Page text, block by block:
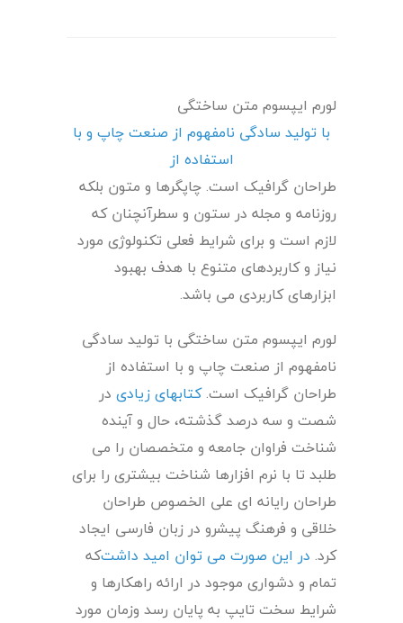
لورم ایپسوم متن ساختگی
با تولید سادگی نامفهوم از صنعت چاپ و با
استفاده از
طراحان گرافیک است. چاپگرها و متون بلکه
روزنامه و مجله در ستون و سطرآنچنان که
لازم است و برای شرایط فعلی تکنولوژی مورد
نیاز و کاربردهای متنوع با هدف بهبود
ابزارهای کاربردی می باشد.
لورم ایپسوم متن ساختگی با تولید سادگی
نامفهوم از صنعت چاپ و با استفاده از
طراحان گرافیک است.کتابهای زیادی در
شصت و سه درصد گذشته، حال و آینده
شناخت فراوان جامعه و متخصصان را می
طلبد تا با نرم افزارها شناخت بیشتری را برای
طراحان رایانه ای علی الخصوص طراحان
خلاقی و فرهنگ پیشرو در زبان فارسی ایجاد
کرد. در این صورت می توان امید داشتکه
تمام و دشواری موجود در ارائه راهکارها و
شرایط سخت تایپ به پایان رسد وزمان مورد